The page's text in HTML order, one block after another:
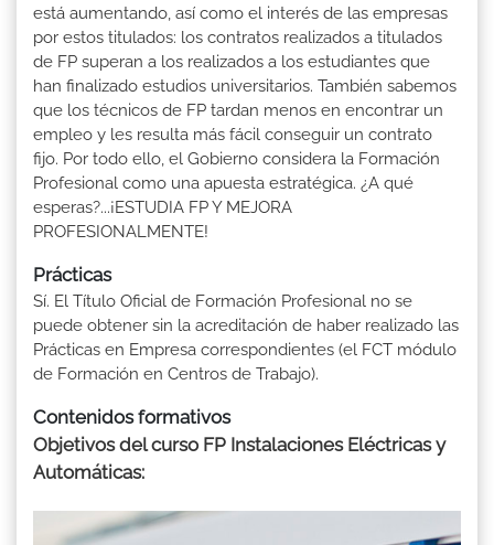
está aumentando, así como el interés de las empresas
por estos titulados: los contratos realizados a titulados
de FP superan a los realizados a los estudiantes que
han finalizado estudios universitarios. También sabemos
que los técnicos de FP tardan menos en encontrar un
empleo y les resulta más fácil conseguir un contrato
fijo. Por todo ello, el Gobierno considera la Formación
Profesional como una apuesta estratégica. ¿A qué
esperas?...¡ESTUDIA FP Y MEJORA
PROFESIONALMENTE!
Prácticas
Sí. El Título Oficial de Formación Profesional no se
puede obtener sin la acreditación de haber realizado las
Prácticas en Empresa correspondientes (el FCT módulo
de Formación en Centros de Trabajo).
Contenidos formativos
Objetivos del curso FP Instalaciones Eléctricas y
Automáticas: